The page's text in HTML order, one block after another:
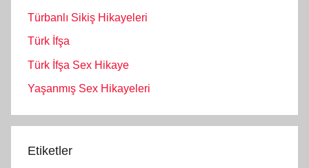
Türbanlı Sikiş Hikayeleri
Türk İfşa
Türk İfşa Sex Hikaye
Yaşanmış Sex Hikayeleri
Etiketler